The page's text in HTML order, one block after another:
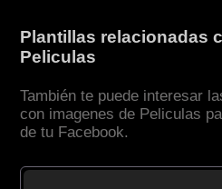
Plantillas relacionadas
Peliculas
También te puede interesar
con imagenes de Peliculas
de tu Facebook.